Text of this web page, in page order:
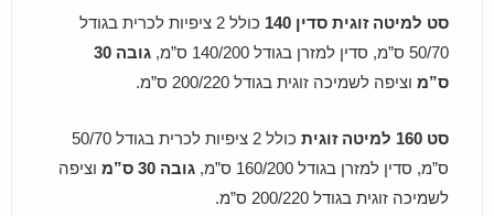
סט למיטה זוגית סדין 140
כולל 2 ציפיות לכרית בגודל
50/70 ס”מ, סדין למזרן בגודל 140/200 ס”מ,
גובה 30
ס”מ וציפה לשמיכה זוגית בגודל 200/220 ס”מ.
סט 160 למיטה זוגית
כולל 2 ציפיות לכרית בגודל 50/70
ס”מ, סדין למזרן בגודל 160/200 ס”מ,
גובה 30 ס”מ
וציפה
לשמיכה זוגית בגודל 200/220 ס”מ.